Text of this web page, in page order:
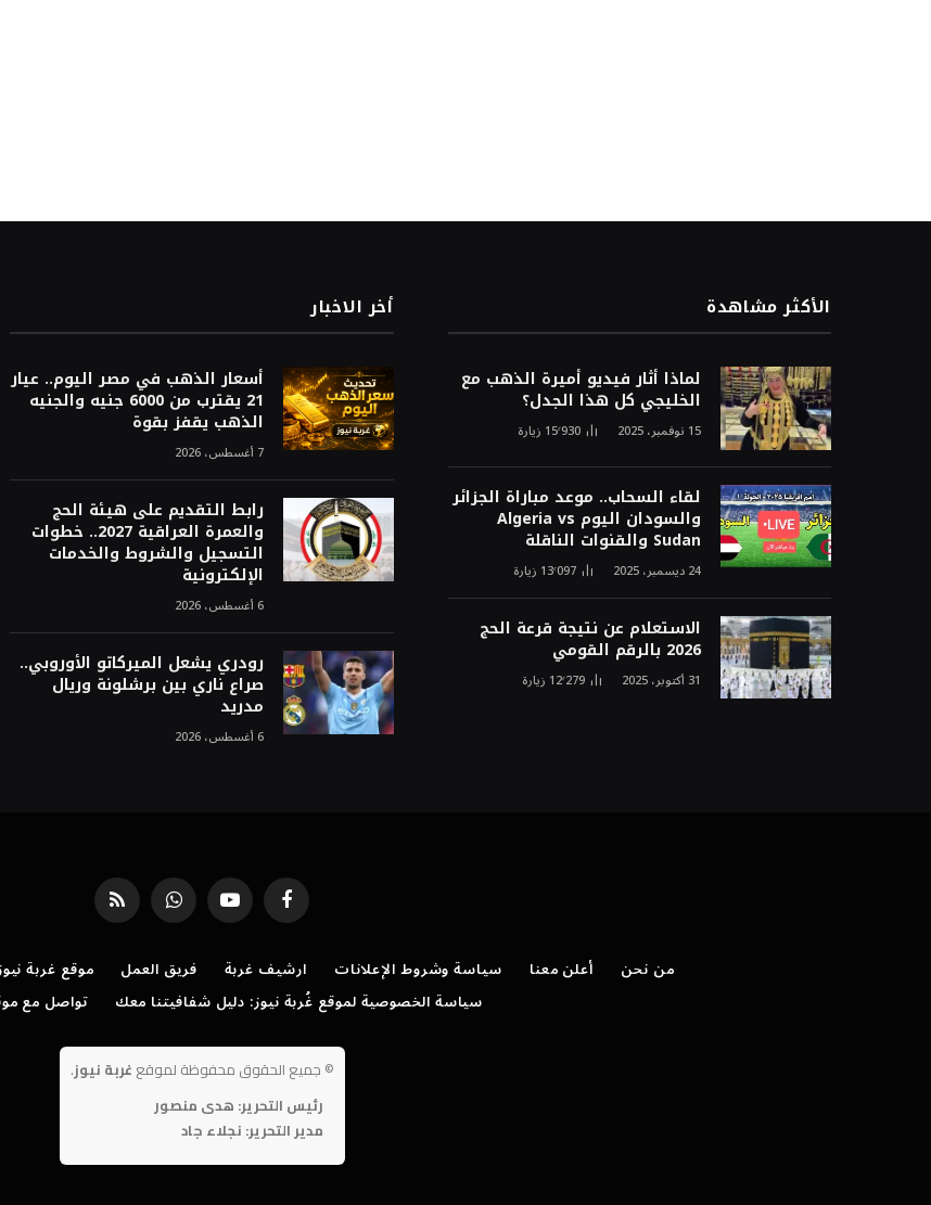
الأكثر مشاهدة
لماذا أثار فيديو أميرة الذهب مع
الخليجي كل هذا الجدل؟
15 نوفمبر، 2025 15٬930 زيارة
لقاء السحاب.. موعد مباراة الجزائر
والسودان اليوم Algeria vs
Sudan والقنوات الناقلة
24 ديسمبر، 2025 13٬097 زيارة
الاستعلام عن نتيجة قرعة الحج
2026 بالرقم القومي
31 أكتوبر، 2025 12٬279 زيارة
أخر الاخبار
أسعار الذهب في مصر اليوم.. عيار
21 يقترب من 6000 جنيه والجنيه
الذهب يقفز بقوة
7 أغسطس، 2026
رابط التقديم على هيئة الحج
والعمرة العراقية 2027.. خطوات
التسجيل والشروط والخدمات
الإلكترونية
6 أغسطس، 2026
رودري يشعل الميركاتو الأوروبي..
صراع ناري بين برشلونة وريال
مدريد
6 أغسطس، 2026
فيسبوك يوتيوب واتساب RSS
من نحن أعلن معنا سياسة وشروط الإعلانات ارشيف غربة فريق العمل
موقع غربة
سياسة الخصوصية لموقع غُربة نيوز: دليل شفافيتنا معك
تواصل مع
© جميع الحقوق محفوظة لموقع غربة نيوز.
رئيس التحرير: هدى منصور
مدير التحرير: نجلاء جاد